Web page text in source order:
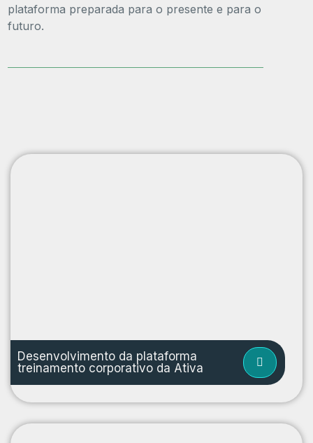
plataforma preparada para o presente e para o
futuro.
Desenvolvimento da plataforma
treinamento corporativo da Ativa